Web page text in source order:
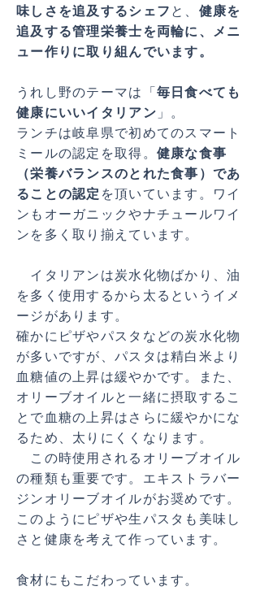
味しさを追及するシェフと、 健康を
追及する管理栄養士を両輪に、メニ
ュー作りに取り組んでいます。
うれし野のテーマは「毎日食べても
健康にいいイタリアン 」。
ランチは岐阜県で初めてのスマート
ミールの認定を取得。 健康な食事
（栄養バランスのとれた食事）であ
ることの認定 を頂いています。ワイ
ンもオーガニックやナチュールワイ
ンを多く取り揃えています。
イタリアンは炭水化物ばかり、油
を多く使用するから太るというイメ
ージがあります。
確かにピザやパスタなどの炭水化物
が多いですが、パスタは精白米より
血糖値の上昇は緩やかです。また、
オリーブオイルと一緒に摂取するこ
とで血糖の上昇はさらに緩やかにな
るため、太りにくくなります。
この時使用されるオリーブオイル
の種類も重要です。エキストラバー
ジンオリーブオイルがお奨めです。
このようにピザや生パスタも美味し
さと健康を考えて作っています。
食材にもこだわっています。